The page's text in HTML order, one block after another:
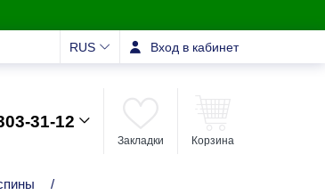
RUS Вход в кабинет
31-12
Закладки Корзина
/